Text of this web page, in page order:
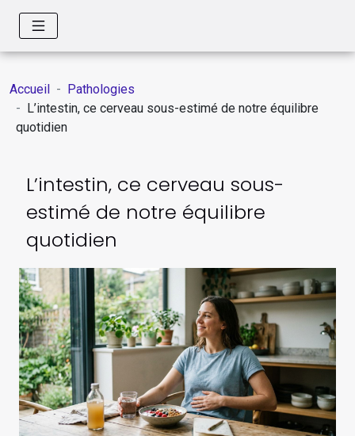
Accueil
Pathologies
L’intestin, ce cerveau sous-estimé de notre équilibre
quotidien
L’intestin, ce cerveau sous-
estimé de notre équilibre
quotidien